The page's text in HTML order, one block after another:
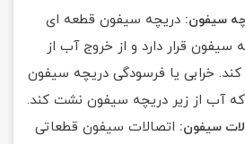
سیفون: دریچه سیفون قطعه ای
سیفون قرار دارد و از خروج آب از
خرابی یا فرسودگی دریچه سیفون
آب از زیر دریچه سیفون نشت کند.
سیفون: اتصالات سیفون قطعاتی